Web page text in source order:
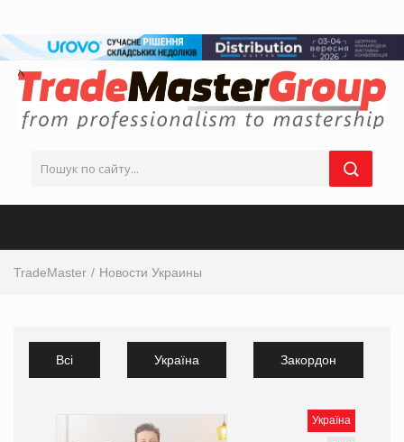
TradeMaster Новости Украины
Всі Україна Закордон
Україна